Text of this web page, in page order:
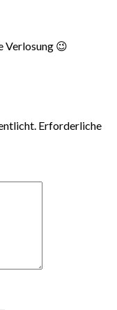
Verlosung 😉
Erforderliche